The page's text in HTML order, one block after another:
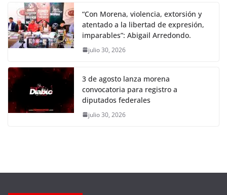
“Con Morena, violencia, extorsión y
atentado a la libertad de expresión,
imparables”: Abigail Arredondo.
julio 30, 2026
3 de agosto lanza morena
convocatoria para registro a
diputados federales
julio 30, 2026